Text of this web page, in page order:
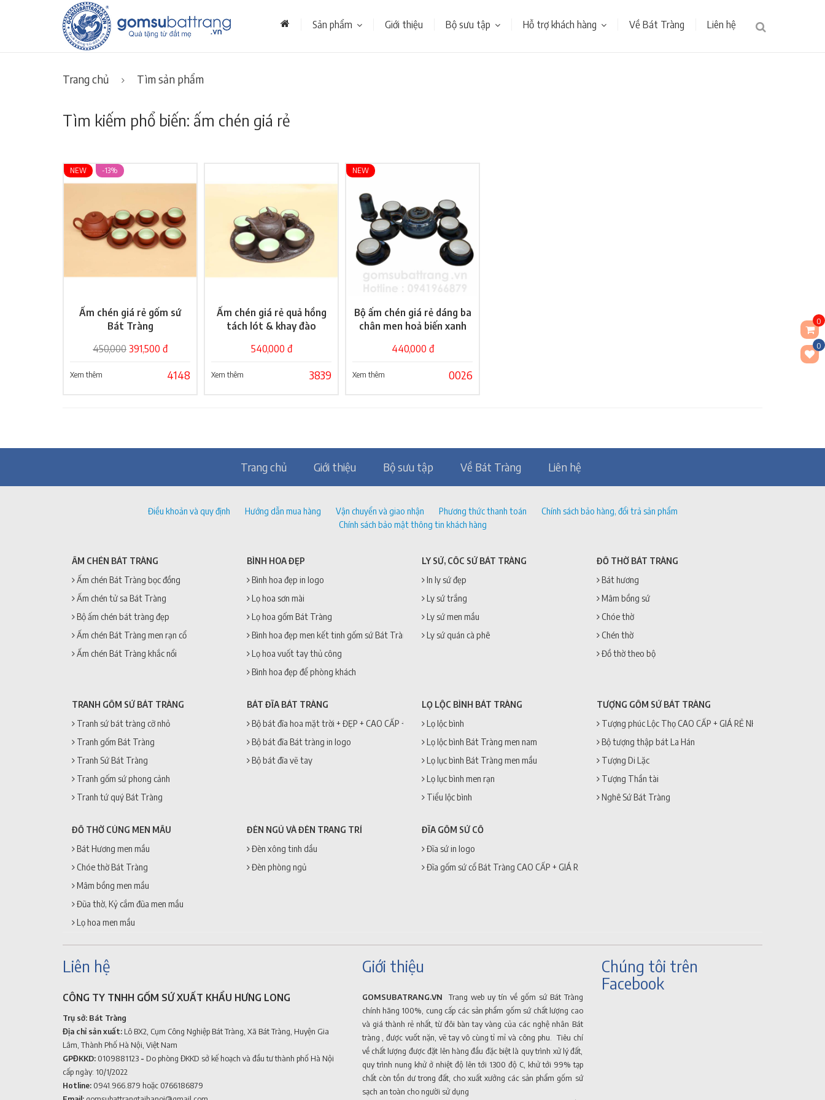
Sản phẩm Giới thiệu Bộ sưu tập Hỗ trợ khách hàng Về Bát Tràng Liên hệ
0
0
Trang chủ Tìm sản phẩm
Tìm kiếm phổ biến: ấm chén giá rẻ
Giỏ hàng
NEW -13%
Ấm chén giá rẻ gốm sứ
Bát Tràng
450,000 391,500 đ
Xem thêm 4148
Giỏ hàng
Ấm chén giá rẻ quả hồng
tách lót & khay đào
540,000 đ
Xem thêm 3839
Giỏ hàng
NEW
Bộ ấm chén giá rẻ dáng ba
chân men hoả biến xanh
440,000 đ
Xem thêm 0026
Trang chủ Giới thiệu Bộ sưu tập Về Bát Tràng Liên hệ
Điều khoản và quy định Hướng dẫn mua hàng Vận chuyển và giao nhận Phương thức thanh toán
Chính sách bảo hàng, đổi trả sản phẩm
Chính sách bảo mật thông tin khách hàng
ẤM CHÉN BÁT TRÀNG
Ấm chén Bát Tràng bọc đồng
Ấm chén tử sa Bát Tràng
Bộ ấm chén bát tràng đẹp
Ấm chén Bát Tràng men rạn cổ
Ấm chén Bát Tràng khắc nổi
BÌNH HOA ĐẸP
Bình hoa đẹp in logo
Lọ hoa sơn mài
Lọ hoa gốm Bát Tràng
Bình hoa đẹp men kết tinh gốm sứ Bát Tràng
Lọ hoa vuốt tay thủ công
Bình hoa đẹp để phòng khách
LY SỨ, CỐC SỨ BÁT TRÀNG
In ly sứ đẹp
Ly sứ trắng
Ly sứ men mầu
Ly sứ quán cà phê
ĐỒ THỜ BÁT TRÀNG
Bát hương
Mâm bồng sứ
Chóe thờ
Chén thờ
Đồ thờ theo bộ
TRANH GỐM SỨ BÁT TRÀNG
Tranh sứ bát tràng cỡ nhỏ
Tranh gốm Bát Tràng
Tranh Sứ Bát Tràng
Tranh gốm sứ phong cảnh
Tranh tứ quý Bát Tràng
BÁT ĐĨA BÁT TRÀNG
Bộ bát đĩa hoa mặt trời + ĐẸP + CAO CẤP + GIÁ RẺ
Bộ bát đĩa Bát tràng in logo
Bộ bát đĩa vẽ tay
LỌ LỘC BÌNH BÁT TRÀNG
Lọ lộc bình
Lọ lộc bình Bát Tràng men nam
Lọ lục bình Bát Tràng men mầu
Lọ lục bình men rạn
Tiểu lộc bình
TƯỢNG GỐM SỨ BÁT TRÀNG
Tượng phúc Lộc Thọ CAO CẤP + GIÁ RẺ NHẤT
Bộ tượng thập bát La Hán
Tượng Di Lặc
Tượng Thần tài
Nghê Sứ Bát Tràng
ĐỒ THỜ CÚNG MEN MẦU
Bát Hương men mầu
Chóe thờ Bát Tràng
Mâm bồng men mầu
Đũa thờ, Kỷ cắm đũa men mầu
Lọ hoa men mầu
ĐÈN NGỦ VÀ ĐÈN TRANG TRÍ
Đèn xông tinh dầu
Đèn phòng ngủ
ĐĨA GỐM SỨ CỔ
Đĩa sứ in logo
Đĩa gốm sứ cổ Bát Tràng CAO CẤP + GIÁ RẺ
Liên hệ
CÔNG TY TNHH GỐM SỨ XUẤT KHẨU HƯNG LONG
Trụ sở: Bát Tràng
Địa chỉ sản xuất: Lô BX2, Cụm Công Nghiệp Bát Tràng, Xã Bát Tràng, Huyện Gia
Lâm, Thành Phố Hà Nội, Việt Nam
GPĐKKD: 0109881123 - Do phòng ĐKKD sở kế hoạch và đầu tư thành phố Hà Nội
cấp ngày: 10/1/2022
Hotline: 0941.966.879 hoặc 0766186879
Giới thiệu
GOMSUBATRANG.VN Trang web uy tín về gốm sứ Bát Tràng
chính hãng 100%, cung cấp các sản phẩm gốm sứ chất lượng cao
và giá thành rẻ nhất, từ đôi bàn tay vàng của các nghệ nhân Bát
tràng , được vuốt nặn, vẽ tay vô cùng tỉ mỉ và công phu. Tiêu chí
về chất lượng được đặt lên hàng đầu đặc biệt là quy trình xử lý đất,
quy trình nung khử ở nhiệt độ lên tới 1300 độ C, khử tới 99% tạp
chất còn tồn dư trong đất, cho xuất xưởng các sản phẩm gốm sứ
sạch an toàn cho người sử dụng
Chúng tôi trên
Facebook